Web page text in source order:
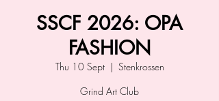
SSCF 2026: OPA
FASHION
Thu 10 Sept
  |
Stenkrossen
Grind Art Club